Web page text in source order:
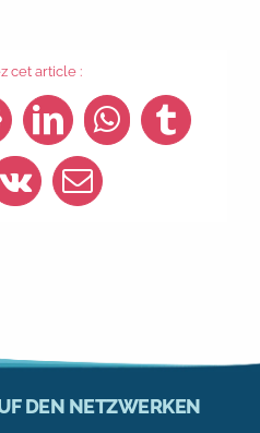
cet article :
LinkedInWhatsApp
Tumblr
Vk Email
DEN NETZWERKEN